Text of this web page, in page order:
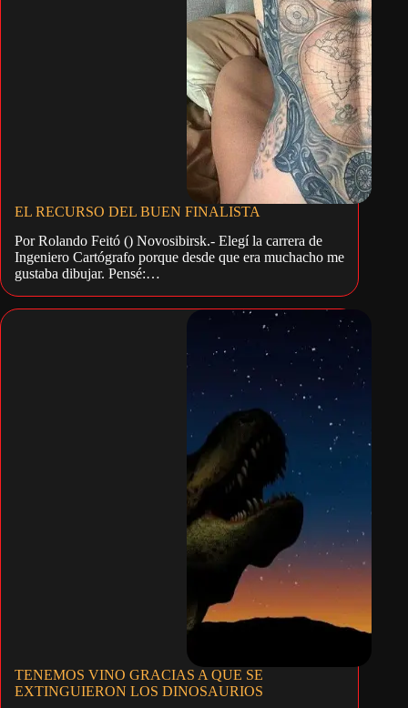
EL RECURSO DEL BUEN FINALISTA
Por Rolando Feitó () Novosibirsk.- Elegí la carrera de
Ingeniero Cartógrafo porque desde que era muchacho me
gustaba dibujar. Pensé:…
TENEMOS VINO GRACIAS A QUE SE
EXTINGUIERON LOS DINOSAURIOS